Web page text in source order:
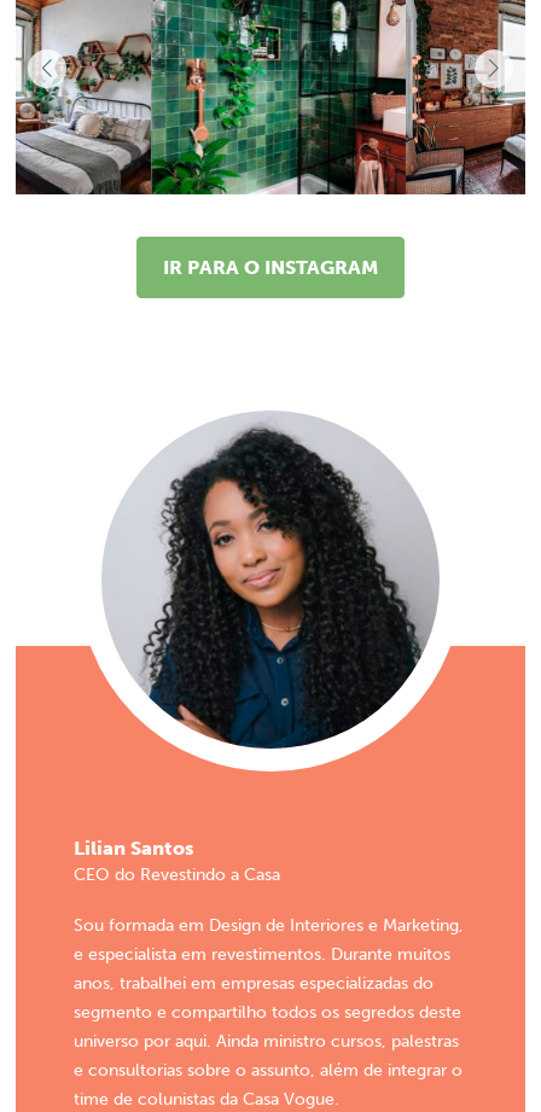
IR PARA O INSTAGRAM
Lilian Santos
CEO do Revestindo a Casa
Sou formada em Design de Interiores e Marketing,
e especialista em revestimentos. Durante muitos
anos, trabalhei em empresas especializadas do
segmento e compartilho todos os segredos deste
universo por aqui. Ainda ministro cursos, palestras
e consultorias sobre o assunto, além de integrar o
time de colunistas da Casa Vogue.